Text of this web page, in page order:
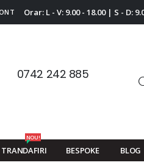
Orar: L - V: 9.00 - 18.00 | S - D:
0742 242 885
TRANDAFIRI
NOU!
BESPOKE BLOG